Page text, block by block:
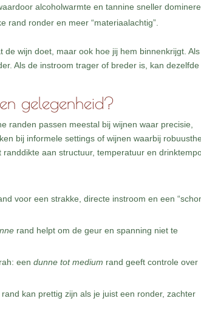
alcoholwarmte en tannine sneller
rand ronder en meer “materiaalachtig”.
de wijn doet, maar ook hoe jij hem binnenkrijgt.
Als de instroom trager of breder is, kan dezelfde
gelegenheid?
randen passen meestal bij wijnen waar precisie,
bij informele settings of wijnen waarbij
randdikte aan structuur, temperatuur en
voor een strakke, directe instroom en een
rand helpt om de geur en spanning niet te
eendunne tot medium rand geeft controle over
rand kan prettig zijn als je juist een ronder, zachter